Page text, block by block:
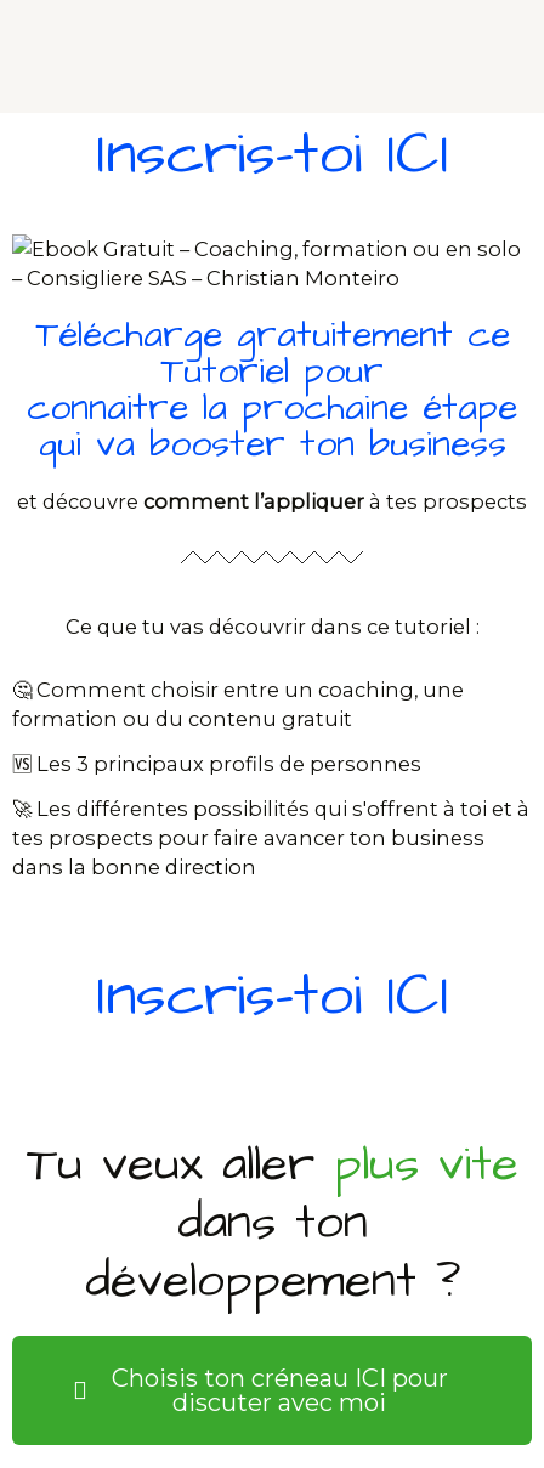
Inscris-toi ICI
Télécharge gratuitement ce
Tutoriel pour
connaitre la prochaine étape
qui va booster ton business
et découvre comment l’appliquer à tes prospects
Ce que tu vas découvrir dans ce tutoriel :
🤔 Comment choisir entre un coaching, une
formation ou du contenu gratuit
🆚 Les 3 principaux profils de personnes
🚀 Les différentes possibilités qui s'offrent à toi et à
tes prospects pour faire avancer ton business
dans la bonne direction
Inscris-toi ICI
Tu veux aller plus vite
dans ton
développement ?
Choisis ton créneau ICI pour
discuter avec moi